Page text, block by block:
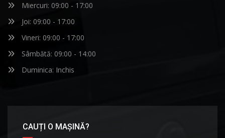
Miercuri: 09:00 - 17:00
Joi: 09:00 - 17:00
Vineri: 09:00 - 17:00
Sâmbătă: 09:00 - 14:00
Duminica: Inchis
CAUȚI O MAȘINĂ?